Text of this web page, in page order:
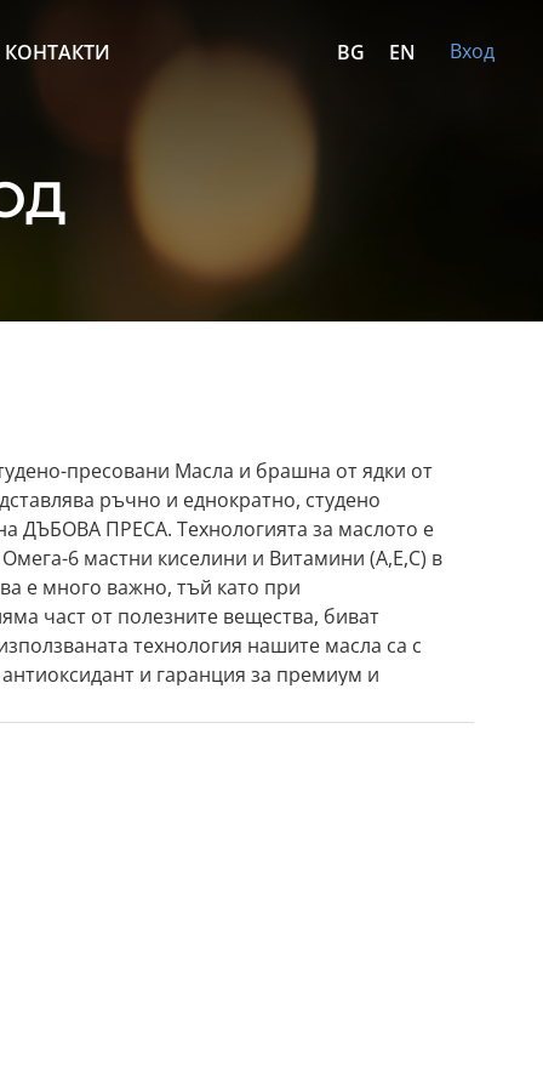
BG EN
КОНТАКТИ Вход
пресовани Масла и брашна от ядки от
ръчно и еднократно, студено
ДЪБОВА ПРЕСА. Технологията за маслото е
6 мастни киселини и Витамини (A,E,C) в
е много важно, тъй като при
част от полезните вещества, биват
технология нашите масла са с
и гаранция за премиум и
чрез ръчно смилане, ние произвеждаме
веган протеин 36%.